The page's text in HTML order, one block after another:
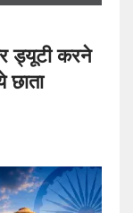
ड्यूटी करने
छाता